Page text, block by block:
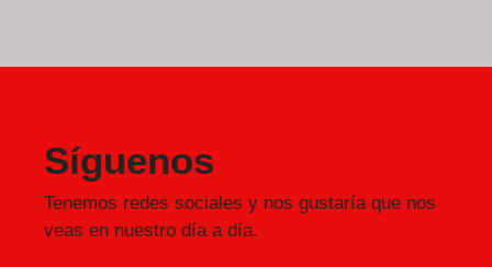
Síguenos
Tenemos redes sociales y nos gustaría que nos
veas en nuestro día a día.